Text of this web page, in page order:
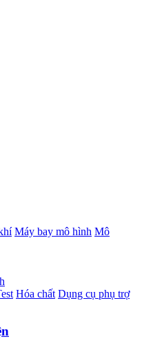
Máy bay mô hình Mô
Hóa chất Dụng cụ phụ trợ